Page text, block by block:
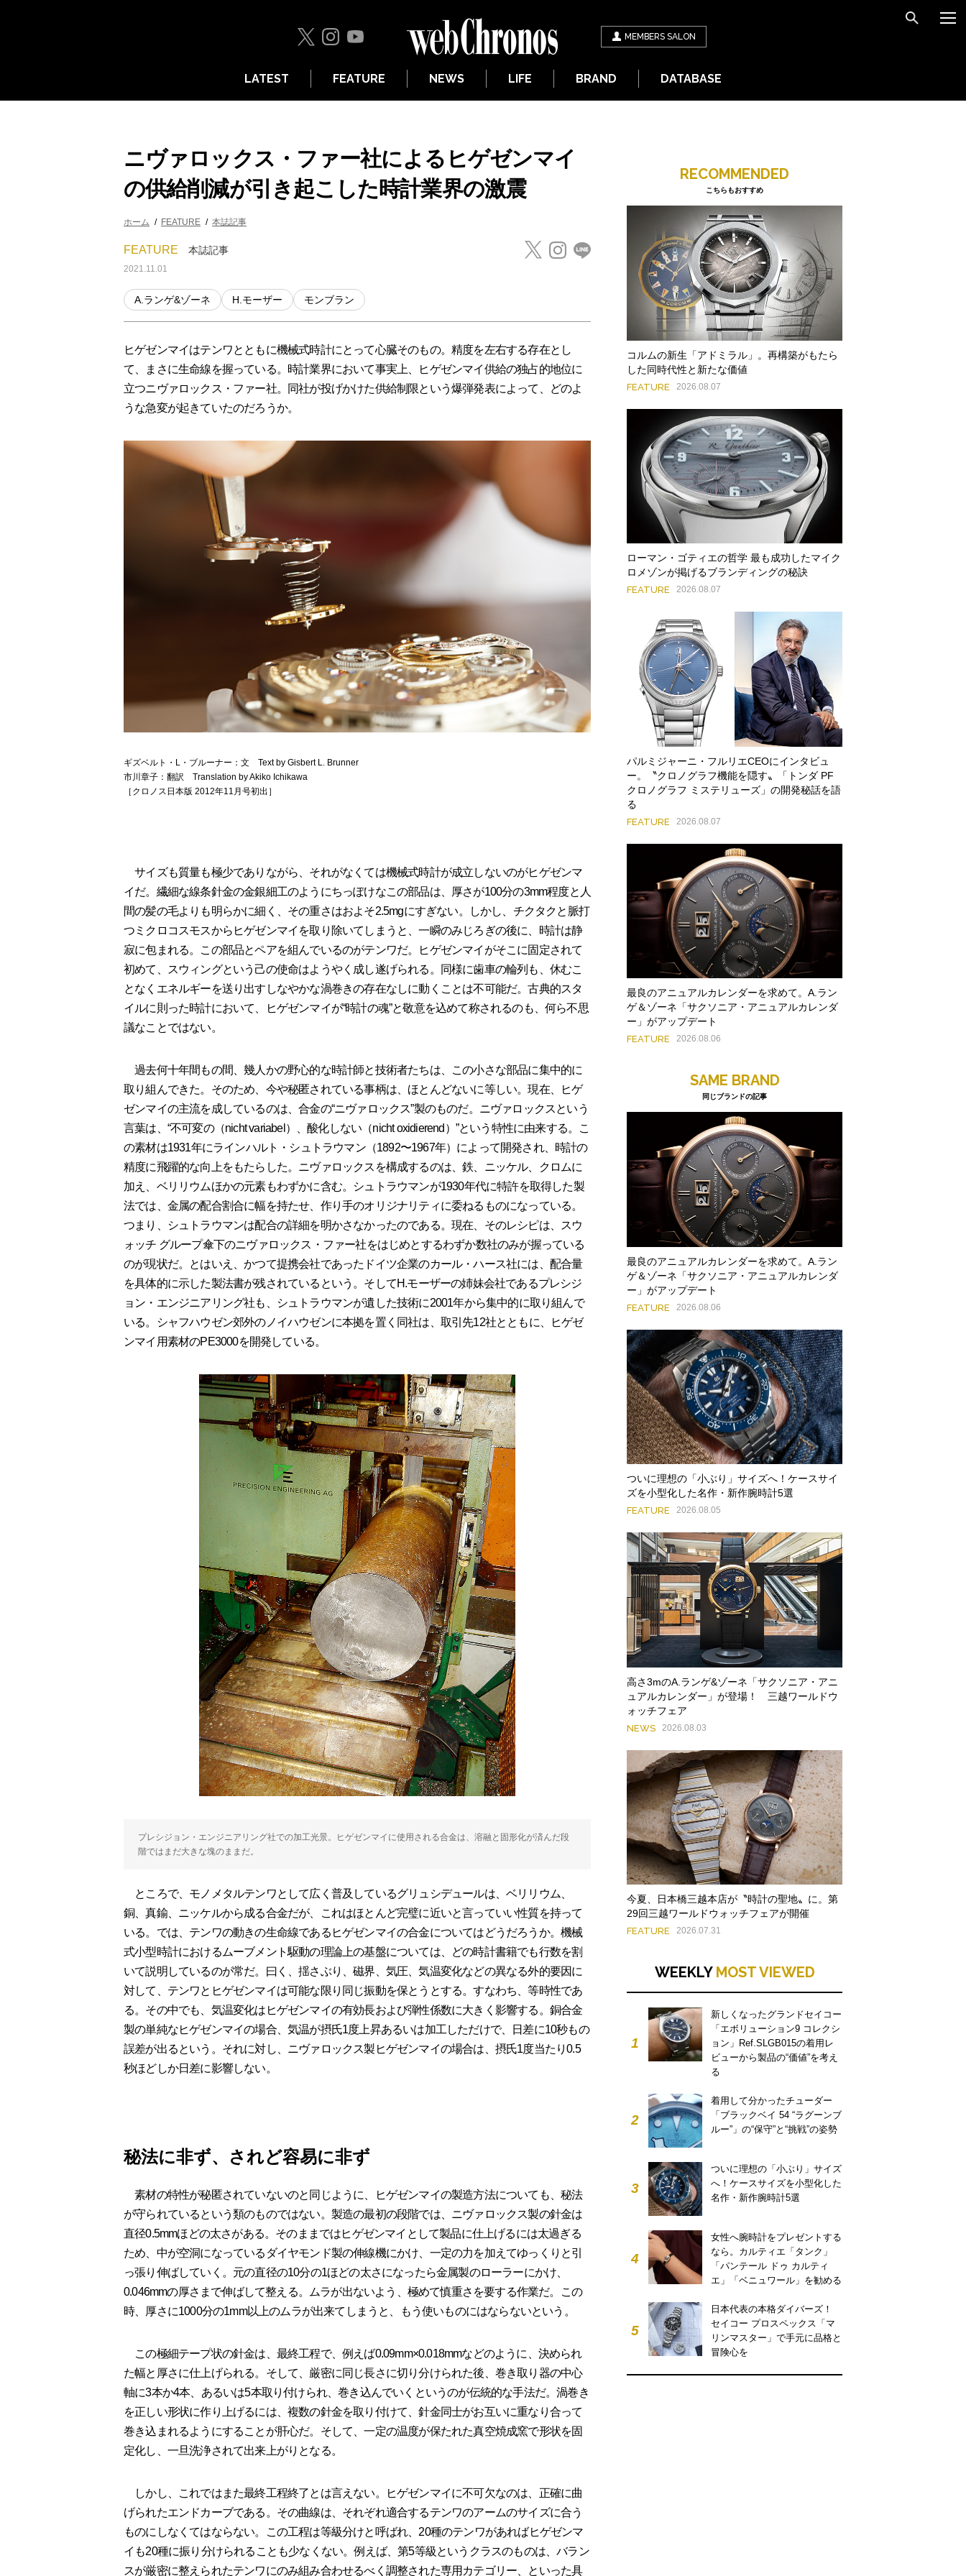
MEMBERS SALON
LATEST FEATURE NEWS LIFE BRAND DATABASE
ニヴァロックス・ファー社によるヒゲゼンマイ
の供給削減が引き起こした時計業界の激震
ホーム FEATURE 本誌記事
FEATURE 本誌記事
2021.11.01
A.ランゲ&ゾーネ H.モーザー モンブラン
ヒゲゼンマイはテンワとともに機械式時計にとって心臓そのもの。精度を左右する存在とし
て、まさに生命線を握っている。時計業界において事実上、ヒゲゼンマイ供給の独占的地位に
立つニヴァロックス・ファー社。同社が投げかけた供給制限という爆弾発表によって、どのよ
うな急変が起きていたのだろうか。
ギズベルト・L・ブルーナー：文 Text by Gisbert L. Brunner
市川章子：翻訳 Translation by Akiko Ichikawa
［クロノス日本版 2012年11月号初出］
サイズも質量も極少でありながら、それがなくては機械式時計が成立しないのがヒゲゼンマ
イだ。繊細な線条針金の金銀細工のようにちっぽけなこの部品は、厚さが100分の3mm程度と人
間の髪の毛よりも明らかに細く、その重さはおよそ2.5mgにすぎない。しかし、チクタクと脈打
つミクロコスモスからヒゲゼンマイを取り除いてしまうと、一瞬のみじろぎの後に、時計は静
寂に包まれる。この部品とペアを組んでいるのがテンワだ。ヒゲゼンマイがそこに固定されて
初めて、スウィングという己の使命はようやく成し遂げられる。同様に歯車の輪列も、休むこ
となくエネルギーを送り出すしなやかな渦巻きの存在なしに動くことは不可能だ。古典的スタ
イルに則った時計において、ヒゲゼンマイが“時計の魂”と敬意を込めて称されるのも、何ら不思
議なことではない。
過去何十年間もの間、幾人かの野心的な時計師と技術者たちは、この小さな部品に集中的に
取り組んできた。そのため、今や秘匿されている事柄は、ほとんどないに等しい。現在、ヒゲ
ゼンマイの主流を成しているのは、合金の“ニヴァロックス”製のものだ。ニヴァロックスという
言葉は、“不可変の（nicht variabel）、酸化しない（nicht oxidierend）”という特性に由来する。こ
の素材は1931年にラインハルト・シュトラウマン（1892〜1967年）によって開発され、時計の
精度に飛躍的な向上をもたらした。ニヴァロックスを構成するのは、鉄、ニッケル、クロムに
加え、ベリリウムほかの元素もわずかに含む。シュトラウマンが1930年代に特許を取得した製
法では、金属の配合割合に幅を持たせ、作り手のオリジナリティに委ねるものになっている。
つまり、シュトラウマンは配合の詳細を明かさなかったのである。現在、そのレシピは、スウ
ォッチ グループ傘下のニヴァロックス・ファー社をはじめとするわずか数社のみが握っている
のが現状だ。とはいえ、かつて提携会社であったドイツ企業のカール・ハース社には、配合量
を具体的に示した製法書が残されているという。そしてH.モーザーの姉妹会社であるプレシジ
ョン・エンジニアリング社も、シュトラウマンが遺した技術に2001年から集中的に取り組んで
いる。シャフハウゼン郊外のノイハウゼンに本拠を置く同社は、取引先12社とともに、ヒゲゼ
ンマイ用素材のPE3000を開発している。
プレシジョン・エンジニアリング社での加工光景。ヒゲゼンマイに使用される合金は、溶融と固形化が済んだ段
階ではまだ大きな塊のままだ。
ところで、モノメタルテンワとして広く普及しているグリュシデュールは、ベリリウム、
銅、真鍮、ニッケルから成る合金だが、これはほとんど完璧に近いと言っていい性質を持って
いる。では、テンワの動きの生命線であるヒゲゼンマイの合金についてはどうだろうか。機械
式小型時計におけるムーブメント駆動の理論上の基盤については、どの時計書籍でも行数を割
いて説明しているのが常だ。曰く、揺さぶり、磁界、気圧、気温変化などの異なる外的要因に
対して、テンワとヒゲゼンマイは可能な限り同じ振動を保とうとする。すなわち、等時性であ
る。その中でも、気温変化はヒゲゼンマイの有効長および弾性係数に大きく影響する。銅合金
製の単純なヒゲゼンマイの場合、気温が摂氏1度上昇あるいは加工しただけで、日差に10秒もの
誤差が出るという。それに対し、ニヴァロックス製ヒゲゼンマイの場合は、摂氏1度当たり0.5
秒ほどしか日差に影響しない。
秘法に非ず、されど容易に非ず
素材の特性が秘匿されていないのと同じように、ヒゲゼンマイの製造方法についても、秘法
が守られているという類のものではない。製造の最初の段階では、ニヴァロックス製の針金は
直径0.5mmほどの太さがある。そのままではヒゲゼンマイとして製品に仕上げるには太過ぎる
ため、中が空洞になっているダイヤモンド製の伸線機にかけ、一定の力を加えてゆっくりと引
っ張り伸ばしていく。元の直径の10分の1ほどの太さになったら金属製のローラーにかけ、
0.046mmの厚さまで伸ばして整える。ムラが出ないよう、極めて慎重さを要する作業だ。この
時、厚さに1000分の1mm以上のムラが出来てしまうと、もう使いものにはならないという。
この極細テープ状の針金は、最終工程で、例えば0.09mm×0.018mmなどのように、決められ
た幅と厚さに仕上げられる。そして、厳密に同じ長さに切り分けられた後、巻き取り器の中心
軸に3本か4本、あるいは5本取り付けられ、巻き込んでいくというのが伝統的な手法だ。渦巻き
を正しい形状に作り上げるには、複数の針金を取り付けて、針金同士がお互いに重なり合って
巻き込まれるようにすることが肝心だ。そして、一定の温度が保たれた真空焼成窯で形状を固
定化し、一旦洗浄されて出来上がりとなる。
しかし、これではまた最終工程終了とは言えない。ヒゲゼンマイに不可欠なのは、正確に曲
げられたエンドカーブである。その曲線は、それぞれ適合するテンワのアームのサイズに合う
ものにしなくてはならない。この工程は等級分けと呼ばれ、20種のテンワがあればヒゲゼンマ
イも20種に振り分けられることも少なくない。例えば、第5等級というクラスのものは、バラン
スが厳密に整えられたテンワにのみ組み合わせるべく調整された専用カテゴリー、といった具
RECOMMENDED
こちらもおすすめ
コルムの新生「アドミラル」。再構築がもたら
した同時代性と新たな価値
FEATURE 2026.08.07
ローマン・ゴティエの哲学 最も成功したマイク
ロメゾンが掲げるブランディングの秘訣
FEATURE 2026.08.07
パルミジャーニ・フルリエCEOにインタビュ
ー。〝クロノグラフ機能を隠す〟「トンダ PF
クロノグラフ ミステリューズ」の開発秘話を語
る
FEATURE 2026.08.07
最良のアニュアルカレンダーを求めて。A.ラン
ゲ＆ゾーネ「サクソニア・アニュアルカレンダ
ー」がアップデート
FEATURE 2026.08.06
SAME BRAND
同じブランドの記事
最良のアニュアルカレンダーを求めて。A.ラン
ゲ＆ゾーネ「サクソニア・アニュアルカレンダ
ー」がアップデート
FEATURE 2026.08.06
ついに理想の「小ぶり」サイズへ！ケースサイ
ズを小型化した名作・新作腕時計5選
FEATURE 2026.08.05
高さ3mのA.ランゲ&ゾーネ「サクソニア・アニ
ュアルカレンダー」が登場！ 三越ワールドウ
ォッチフェア
NEWS 2026.08.03
今夏、日本橋三越本店が〝時計の聖地〟に。第
29回三越ワールドウォッチフェアが開催
FEATURE 2026.07.31
WEEKLY MOST VIEWED
1
新しくなったグランドセイコー
「エボリューション9 コレクシ
ョン」Ref.SLGB015の着用レ
ビューから製品の“価値”を考え
る
2
着用して分かったチューダー
「ブラックベイ 54 “ラグーンブ
ルー”」の“保守”と“挑戦”の姿勢
3
ついに理想の「小ぶり」サイズ
へ！ケースサイズを小型化した
名作・新作腕時計5選
4
女性へ腕時計をプレゼントする
なら。カルティエ「タンク」
「パンテール ドゥ カルティ
エ」「ベニュワール」を勧める
5
日本代表の本格ダイバーズ！
セイコー プロスペックス「マ
リンマスター」で手元に品格と
冒険心を